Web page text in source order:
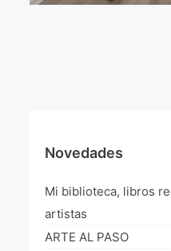
L’art Colombien à Paris
L’art Latino-américain à
Novedades
Mi biblioteca, libros
artistas
ARTE AL PASO